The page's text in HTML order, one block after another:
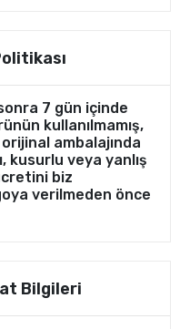
7 gün içinde
kullanılmamış,
ambalajında
kusurlu veya yanlış
biz
verilmeden önce
Bilgileri